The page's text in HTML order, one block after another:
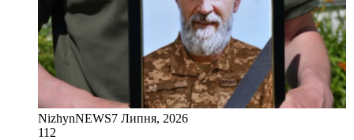
NizhynNEWS7 Липня, 2026
112